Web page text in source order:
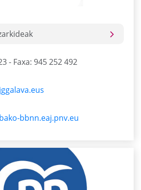
- Faxa: 945 252 492
bbnn.eaj.pnv.eu